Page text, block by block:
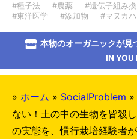
#種子法 #農薬 #遺伝子組み換
#東洋医学
#添加物 #マヌカ
本物のオーガニックが見
IN
» ホーム » SocialProblem »
ない！土の中の生物を皆殺
の実態を、慣行栽培経験者